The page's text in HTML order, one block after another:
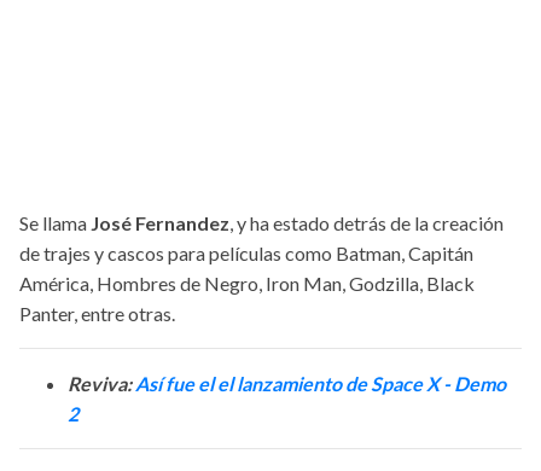
Se llama José Fernandez, y ha estado detrás de la creación
de trajes y cascos para películas como Batman, Capitán
América, Hombres de Negro, Iron Man, Godzilla, Black
Panter, entre otras.
Reviva:Así fue el el lanzamiento de Space X - Demo
2